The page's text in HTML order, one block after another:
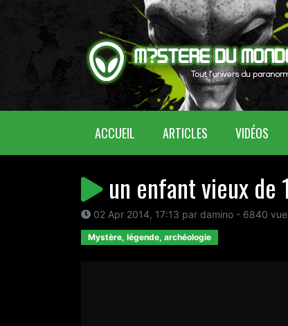
ACCUEIL (CURRENT)ARTICLES VIDÉOS
un enfant vieux de
02 Apr 2014, 17:13 par damino - 6840
Mystère, légende, archéologie